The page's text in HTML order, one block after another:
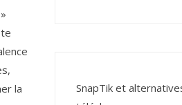
la
SnapTik et